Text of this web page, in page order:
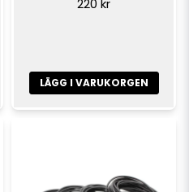
LÄGG I VARUKORGEN